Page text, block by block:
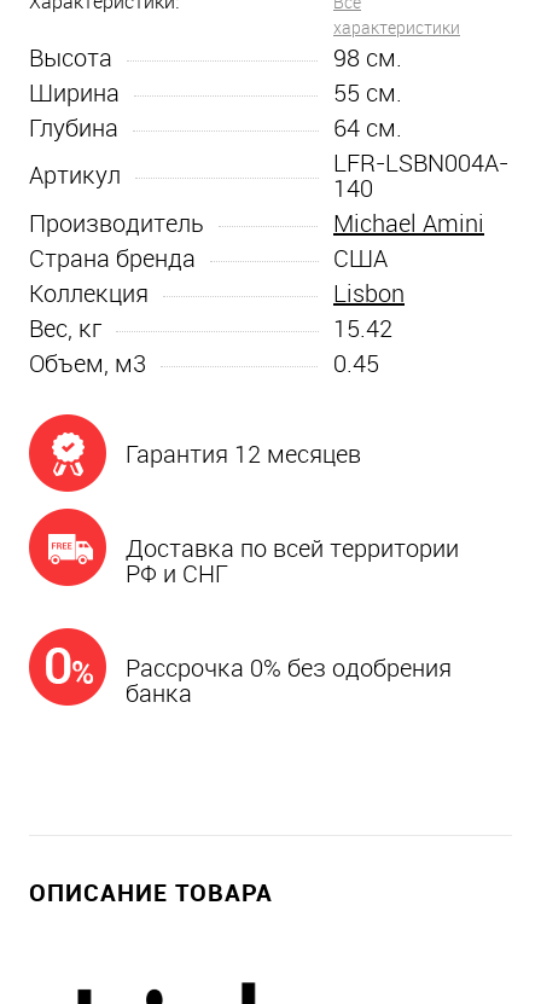
характеристики
Высота 98 см.
Ширина
55 см.
Глубина
64 см.
Артикул
LFR-LSBN004A-
140
Производитель
Michael Amini
Страна бренда
США
Коллекция
Lisbon
Вес, кг
15.42
Объем, м3
0.45
Гарантия 12 месяцев
Доставка по всей территории
РФ и СНГ
Рассрочка 0% без одобрения
банка
ОПИСАНИЕ ТОВАРА